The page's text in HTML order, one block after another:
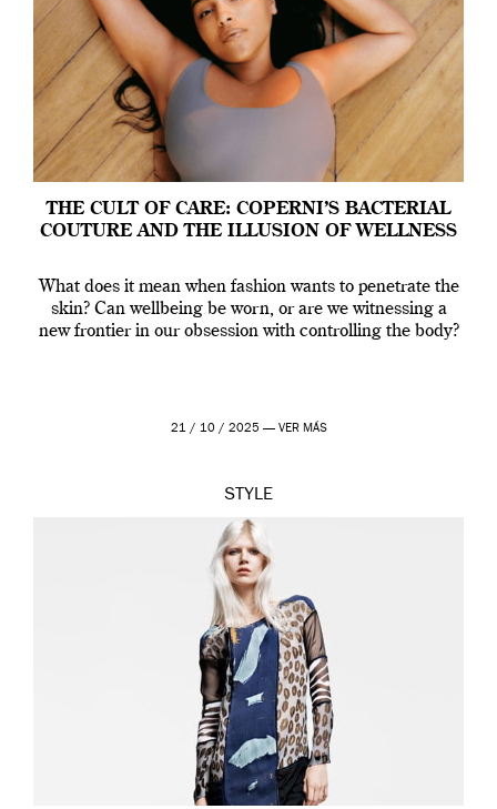
THE CULT OF CARE: COPERNI’S BACTERIAL
COUTURE AND THE ILLUSION OF WELLNESS
What does it mean when fashion wants to penetrate the
skin? Can wellbeing be worn, or are we witnessing a
new frontier in our obsession with controlling the body?
21 / 10 / 2025 — VER MÁS
STYLE